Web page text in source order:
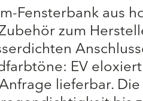
Fensterbank aus
zum
EV
lieferbar.